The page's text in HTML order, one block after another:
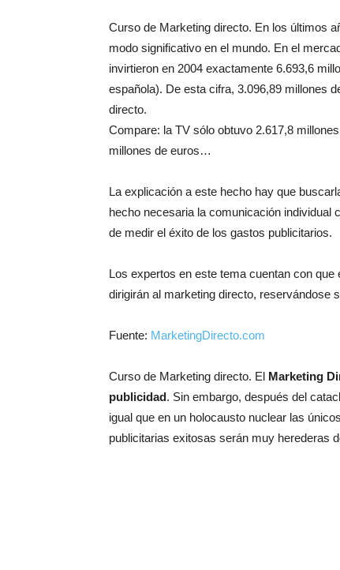
Curso de Marketing directo. En los últimos
modo significativo en el mundo. En el
invirtieron en 2004 exactamente 6.693,6
española). De esta cifra, 3.096,89 millones
directo.
Compare: la TV sólo obtuvo 2.617,8
millones de euros…
La explicación a este hecho hay que
hecho necesaria la comunicación individual
de medir el éxito de los gastos publicitarios.
Los expertos en este tema cuentan con
dirigirán al marketing directo, reservándose
Fuente: MarketingDirecto.com
Curso de Marketing directo. El Marketing
publicidad. Sin embargo, después del
igual que en un holocausto nuclear las
publicitarias exitosas serán muy herederas